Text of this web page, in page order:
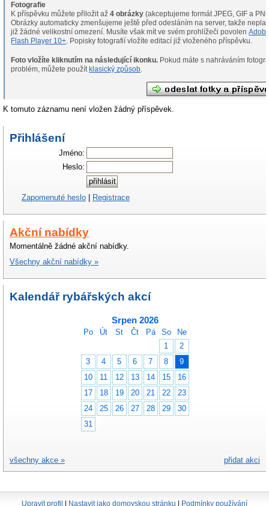
Fotografie
K příspěvku můžete přiložit až4 obrázky (akceptujeme formát JPEG, GIF a
Obrázky automaticky zmenšujeme ještě před odesláním na server, takže
již žádné velikostní omezení. Musíte však mít ve svém prohlížeči povolen
Flash Player 10+ . Popisky fotografií vložíte editací již vloženého příspěvku.
Foto vložíte kliknutím na následující ikonku.
problém, můžete použítklasický způsob.
K tomuto záznamu není vložen žádný příspěvek.
Přihlášení
Jméno:
Heslo:
Zapomenuté heslo | Registrace
Akční nabídky
Momentálně žádné akční nabídky.
Všechny akční nabídky »
Kalendář rybářských akcí
Srpen 2026
Po Út St Čt Pá So
Ne
1
2
3
4 5 6 7 8
9
10
11 12 13 14 15
16
17
18 19 20 21 22
23
24
25 26 27 28 29
30
31
přidat akci
všechny akce »
Upravit profil Nastavit jako domovskou stránku Podmínky používání